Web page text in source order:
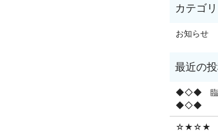
お知らせ
◆◇◆ 臨
◆◇◆
☆★☆★